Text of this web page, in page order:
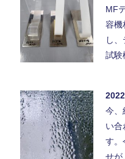
MF
容機
し
試
今、
い合
す。
せ